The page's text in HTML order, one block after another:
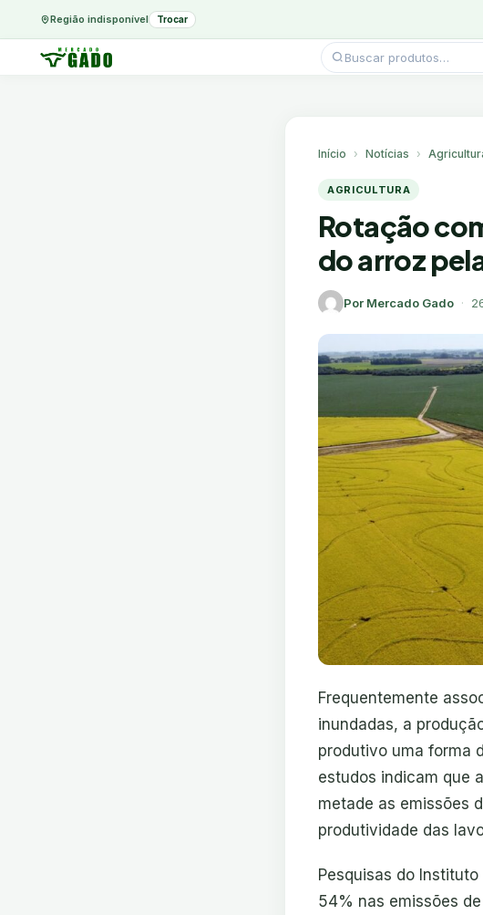
Região indisponível Trocar
Pesquisar
produtos
Início Notícias
AGRICULTURA
Rotação
do arroz
Por Mercado Gado ·
Frequentemente
inundadas, a
produtivo uma forma
estudos indicam que
metade as emissões
produtividade das
Pesquisas do
54% nas emissões